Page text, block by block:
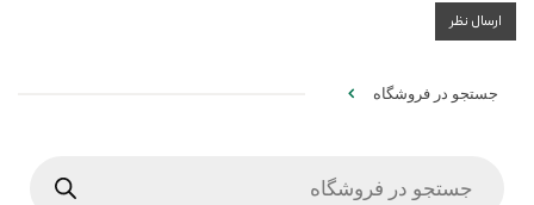
جستجو در فروشگاه